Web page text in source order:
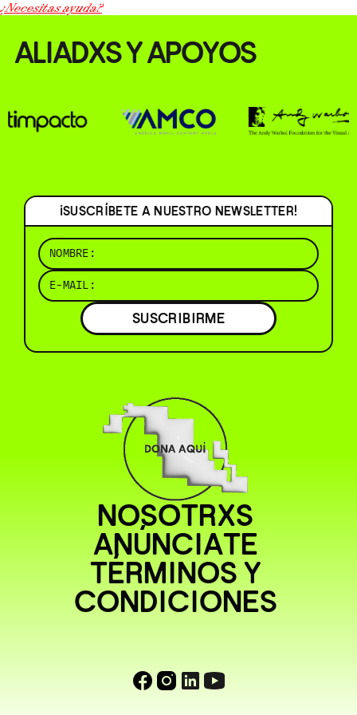
¿Necesitas ayuda?
ALIADXS Y APOYOS
¡SUSCRÍBETE A NUESTRO NEWSLETTER!
SUSCRIBIRME
NOSOTRXS
ANÚNCIATE
TÉRMINOS Y
CONDICIONES